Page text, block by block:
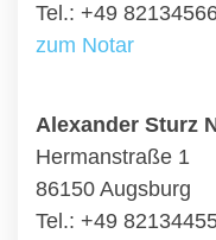
Tel.: +49
zum Notar
Alexander Sturz
Hermanstraße 1
86150 Augsburg
Tel.: +49